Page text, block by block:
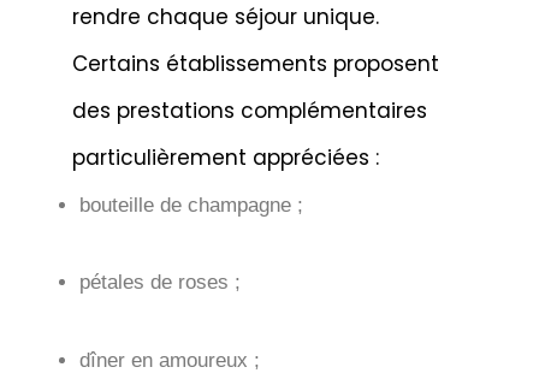
rendre chaque séjour unique.
Certains établissements proposent
des prestations complémentaires
particulièrement appréciées :
bouteille de champagne ;
pétales de roses ;
dîner en amoureux ;